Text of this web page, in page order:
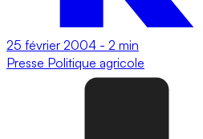
25 février 2004 - 2 min
Presse Politique agricole